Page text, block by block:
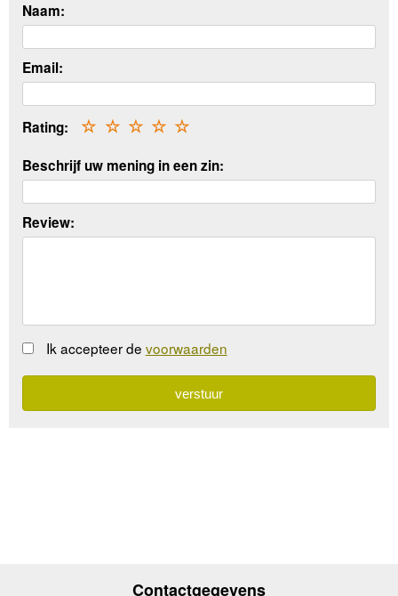
Naam:
Email:
Rating: ☆
☆
☆
☆
☆
Beschrijf uw mening in een zin:
Review:
Ik accepteer de voorwaarden
Contactgegevens